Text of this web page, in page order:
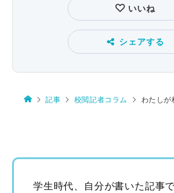
いいね
シェアする
記事 校閲記者コラム わたしが
学生時代、自分が書いた記事